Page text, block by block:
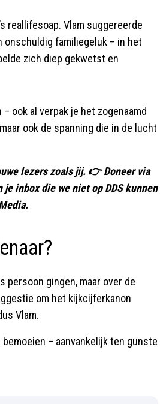
reallifesoap. Vlam suggereerde
onschuldig familiegeluk – in het
zich diep gekwetst en
ook al verpak je het zogenaamd
ook de spanning die in de lucht
lezers zoals jij. 👉 Doneer via
inbox die we niet op DDS kunnen
persoon gingen, maar over de
om het kijkcijferkanon
Vlam.
– aanvankelijk ten gunste